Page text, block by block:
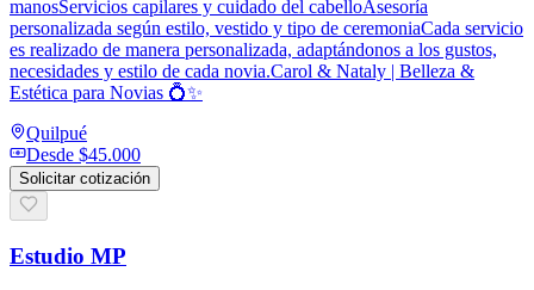
manosServicios capilares y cuidado del cabelloAsesoría
personalizada según estilo, vestido y tipo de ceremoniaCada servicio
es realizado de manera personalizada, adaptándonos a los gustos,
necesidades y estilo de cada novia.Carol & Nataly | Belleza &
Estética para Novias 💍✨
Quilpué
Desde $45.000
Solicitar cotización
Estudio MP